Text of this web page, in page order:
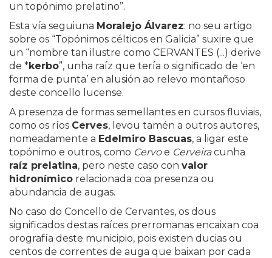
un topónimo prelatino”.
Esta vía seguiuna Moralejo Álvarez: no seu artigo
sobre os “Topónimos célticos en Galicia” suxire que
un “nombre tan ilustre como CERVANTES (...) derive
de *kerbo”, unha raíz que tería o significado de ‘en
forma de punta’ en alusión ao relevo montañoso
deste concello lucense.
A presenza de formas semellantes en cursos fluviais,
como os ríos Cerves, levou tamén a outros autores,
nomeadamente a Edelmiro Bascuas, a ligar este
topónimo e outros, como Cervoe Cerveiracunha
raíz prelatina, pero neste caso con valor
hidronímico relacionada coa presenza ou
abundancia de augas.
No caso do Concello de Cervantes, os dous
significados destas raíces prerromanas encaixan coa
orografía deste municipio, pois existen ducias ou
centos de correntes de auga que baixan por cada